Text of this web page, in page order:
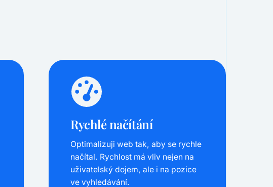
Rychlé načítání
Optimalizuji web tak, aby se rychle
načítal. Rychlost má vliv nejen na
uživatelský dojem, ale i na pozice
ve vyhledávání.